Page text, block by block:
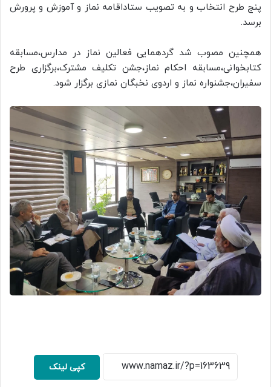
پنج طرح انتخاب و به تصویب ستاداقامه نماز و آموزش و پرورش
برسد.
همچنین مصوب شد گردهمایی فعالین نماز در مدارس،مسابقه
کتابخوانی،مسابقه احکام نماز،جشن تکلیف مشترک،برگزاری طرح
سفیران،جشنواره نماز و اردوی نخبگان نمازی برگزار شود.
کپی لینک